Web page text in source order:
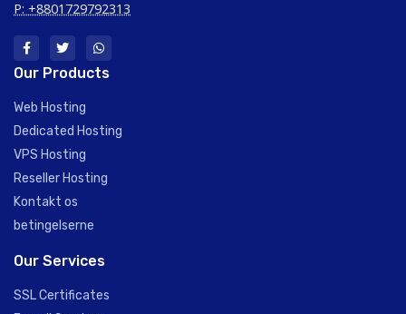
P: +8801729792313
Our Products
Web Hosting
Dedicated Hosting
VPS Hosting
Reseller Hosting
Kontakt os
betingelserne
Our Services
SSL Certificates